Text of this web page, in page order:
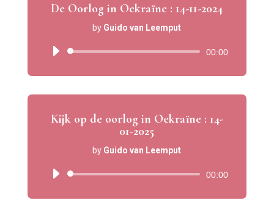
De Oorlog in Oekraïne : 14-11-2024
by Guido van Leemput
Audio
00:00
Kijk op de oorlog in Oekraïne : 14-
01-2025
by Guido van Leemput
Audio
00:00